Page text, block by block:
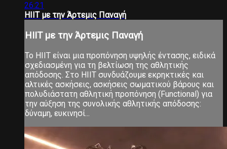
26:21
HIIT με την Άρτεμις Παναγή
HIIT με την Άρτεμις Παναγή
Το ΗΙΙΤ είναι μια προπόνηση υψηλής έντασης, ειδικά
σχεδιασμένη για τη βελτίωση της αθλητικής
απόδοσης. Στο ΗΙΙΤ συνδυάζουμε εκρηκτικές και
αλτικές ασκήσεις, ασκήσεις σωματικού βάρους και
πολυδιάστατη αθλητική προπόνηση (Functional) για
την αύξηση της συνολικής αθλητικής απόδοσης:
δύναμη, ευκινησί...